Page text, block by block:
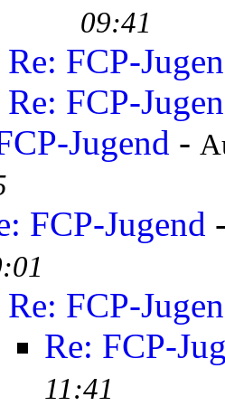
09:41
Re: FCP-
Re: FCP-
Jugend -
FCP-Jugend
Re: FCP-
Re: FCP-
11:41